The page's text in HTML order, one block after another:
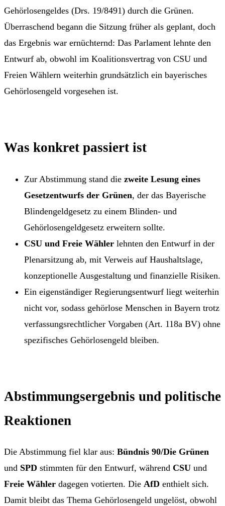
Gehörlosengeldes (Drs. 19/8491) durch die Grünen.
Überraschend begann die Sitzung früher als geplant, doch
das Ergebnis war ernüchternd: Das Parlament lehnte den
Entwurf ab, obwohl im Koalitionsvertrag von CSU und
Freien Wählern weiterhin grundsätzlich ein bayerisches
Gehörlosengeld vorgesehen ist.
Was konkret passiert ist
Zur Abstimmung stand die zweite Lesung eines
Gesetzentwurfs der Grünen, der das Bayerische
Blindengeldgesetz zu einem Blinden- und
Gehörlosengeldgesetz erweitern sollte.
CSU und Freie Wähler lehnten den Entwurf in der
Plenarsitzung ab, mit Verweis auf Haushaltslage,
konzeptionelle Ausgestaltung und finanzielle Risiken.
Ein eigenständiger Regierungsentwurf liegt weiterhin
nicht vor, sodass gehörlose Menschen in Bayern trotz
verfassungsrechtlicher Vorgaben (Art. 118a BV) ohne
spezifisches Gehörlosengeld bleiben.
Abstimmungsergebnis und politische
Reaktionen
Die Abstimmung fiel klar aus: Bündnis 90/Die Grünen
und SPD stimmten für den Entwurf, während CSU und
Freie Wähler dagegen votierten. Die AfD enthielt sich.
Damit bleibt das Thema Gehörlosengeld ungelöst, obwohl